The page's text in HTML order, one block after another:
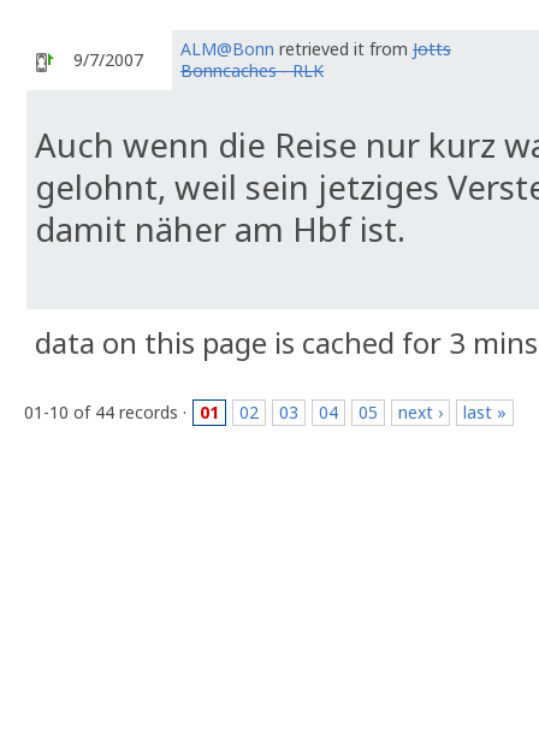
9/7/2007 ALM@Bonn retrieved it from Jotts
Bonncaches - RLK
Auch wenn die Reise nur kurz
gelohnt, weil sein jetziges
damit näher am Hbf ist.
data on this page is cached for 3 mins
01-10 of 44 records · 01 02 03 04 05 next › last »